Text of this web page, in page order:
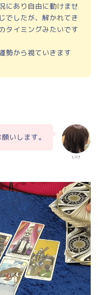
にあり自由に動けませ
でしたが、解かれてき
タイミングみたいです
勢から視ていきます
いけ
願いします。